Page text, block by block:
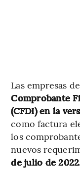
Las empresas
Comprobante
(CFDI) en la
como factura
los
nuevos
de julio de